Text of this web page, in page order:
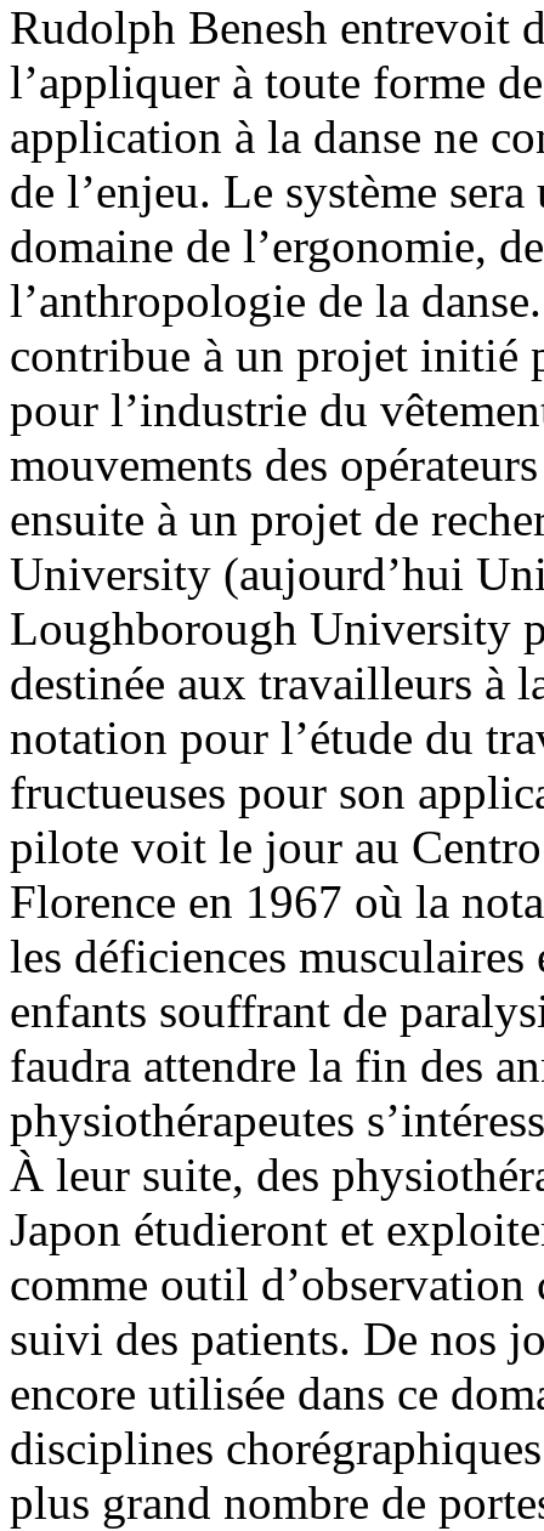
Rudolph Benesh entrevoit
l’appliquer à toute forme
application à la danse ne
de l’enjeu. Le système
domaine de l’ergonomie,
l’anthropologie de la
contribue à un projet initié
pour l’industrie du
mouvements des
ensuite à un projet de
University (aujourd’hui
Loughborough University
destinée aux travailleurs à
notation pour l’étude du
fructueuses pour son
pilote voit le jour au
Florence en 1967 où la
les déficiences
enfants souffrant de
faudra attendre la fin des
physiothérapeutes
À leur suite, des
Japon étudieront et
comme outil
suivi des patients. De nos
encore utilisée dans ce
disciplines
plus grand nombre de